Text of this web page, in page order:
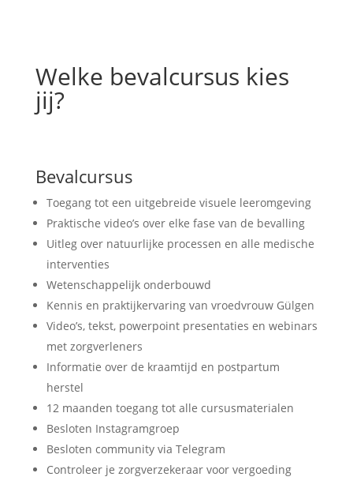
Welke bevalcursus kies
jij?
Bevalcursus
⁠Toegang tot een uitgebreide visuele leeromgeving
Praktische video’s over elke fase van de bevalling
⁠Uitleg over natuurlijke processen en alle medische
interventies
⁠Wetenschappelijk onderbouwd
⁠Kennis en praktijkervaring van vroedvrouw Gülgen
⁠Video’s, tekst, powerpoint presentaties en webinars
met zorgverleners
⁠Informatie over de kraamtijd en postpartum
herstel
⁠12 maanden toegang tot alle cursusmaterialen
⁠Besloten Instagramgroep
⁠Besloten community via Telegram
⁠Controleer je zorgverzekeraar voor vergoeding